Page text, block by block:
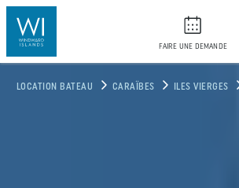
FAIRE UNE DEMANDE
LOCATION BATEAU CARAÏBES ILES VIERGES